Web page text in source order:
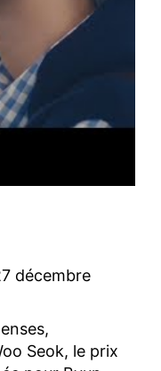
décembre
Seok, le prix